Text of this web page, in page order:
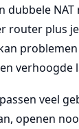
dubbele
router plus
verhoogde
veel
openen